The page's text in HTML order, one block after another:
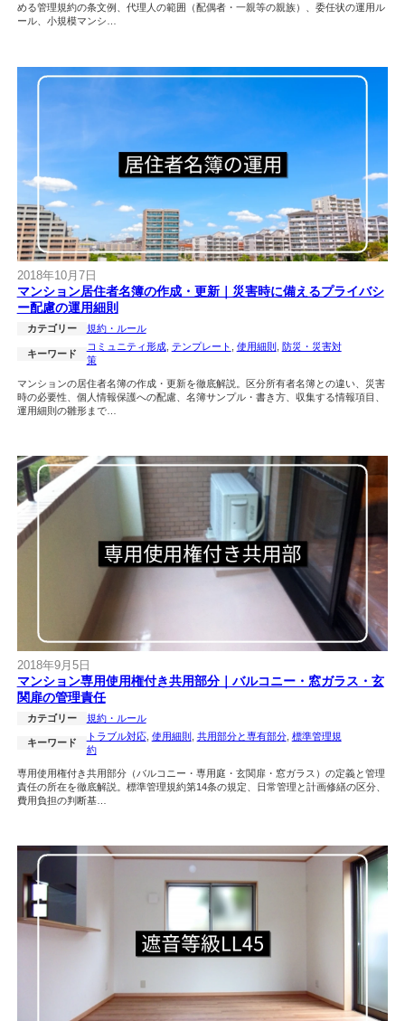
める管理規約の条文例、代理人の範囲（配偶者・一親等の親族）、委任状の運用ル
ール、小規模マンシ…
2018年10月7日
マンション居住者名簿の作成・更新｜災害時に備えるプライバシ
ー配慮の運用細則
カテゴリー 規約・ルール
キーワード
コミュニティ形成, テンプレート 使用細則 防災・災害対
策
マンションの居住者名簿の作成・更新を徹底解説。区分所有者名簿との違い、災害
時の必要性、個人情報保護への配慮、名簿サンプル・書き方、収集する情報項目、
運用細則の雛形まで…
2018年9月5日
マンション専用使用権付き共用部分｜バルコニー・窓ガラス・玄
関扉の管理責任
カテゴリー 規約・ルール
キーワード
トラブル対応, 使用細則 共用部分と専有部分, 標準管理規
約
専用使用権付き共用部分（バルコニー・専用庭・玄関扉・窓ガラス）の定義と管理
責任の所在を徹底解説。標準管理規約第14条の規定、日常管理と計画修繕の区分、
費用負担の判断基…